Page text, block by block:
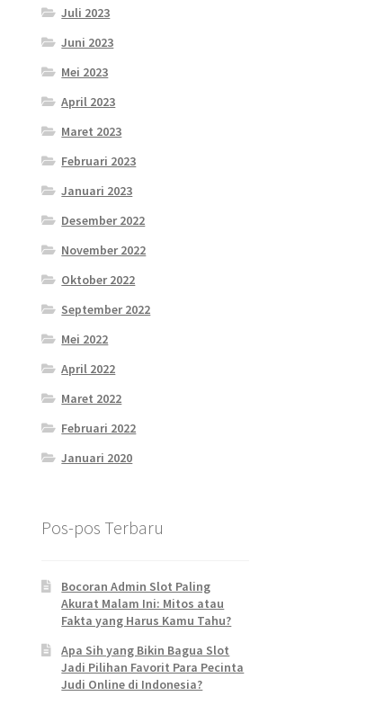
Juli 2023
Juni 2023
Mei 2023
April 2023
Maret 2023
Februari 2023
Januari 2023
Desember 2022
November 2022
Oktober 2022
September 2022
Mei 2022
April 2022
Maret 2022
Februari 2022
Januari 2020
Pos-pos Terbaru
Bocoran Admin Slot Paling
Akurat Malam Ini: Mitos atau
Fakta yang Harus Kamu Tahu?
Apa Sih yang Bikin Bagua Slot
Jadi Pilihan Favorit Para Pecinta
Judi Online di Indonesia?